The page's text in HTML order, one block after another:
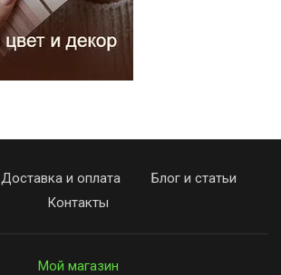
Доставка и оплата
Блог и статьи
Контакты
Мой магазин